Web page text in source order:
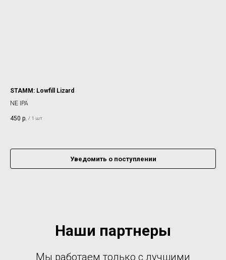
STAMM: Lowfill Lizard
NE IPA
450 р. / 1 шт
Уведомить о поступлении
Наши партнеры
Мы работаем только с лучшими